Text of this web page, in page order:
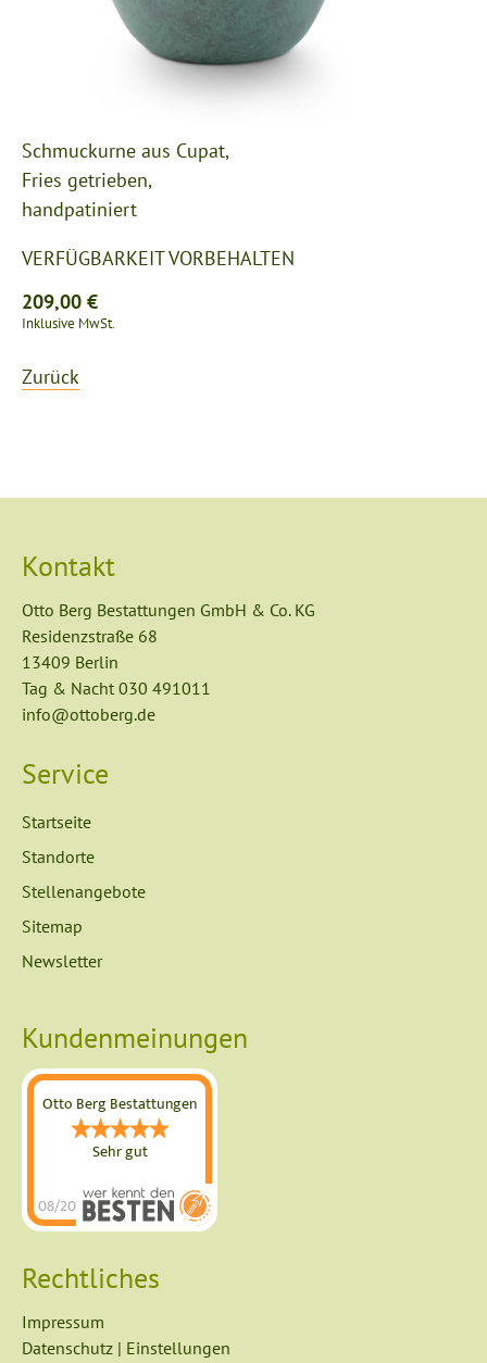
Schmuckurne aus Cupat,
Fries getrieben,
handpatiniert
VERFÜGBARKEIT VORBEHALTEN
209,00 €
Inklusive MwSt.
Zurück
Kontakt
Otto Berg Bestattungen GmbH & Co. KG
Residenzstraße 68
13409 Berlin
Tag & Nacht 030 491011
info@ottoberg.de
Service
Navigation
überspringen
Startseite
Standorte
Stellenangebote
Sitemap
Newsletter
Kundenmeinungen
Otto Berg Bestattungen
Sehr gut
08/2026
Otto Berg
hat4.89
739Otto
Rechtliches
Impressum
Datenschutz | Einstellungen